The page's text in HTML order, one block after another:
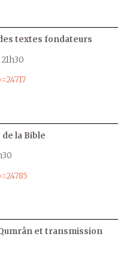
textes fondateurs
21h30
de la Bible
et transmission